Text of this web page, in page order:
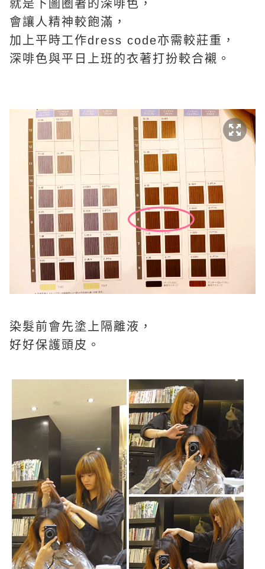
就是下圖圈著的深啡色，
會讓人精神較飽滿，
加上平時工作dress code亦需較莊重，
深啡色與平日上班的衣著打扮較合襯。
染髮前會先塗上隔離液，
好好保護頭皮。